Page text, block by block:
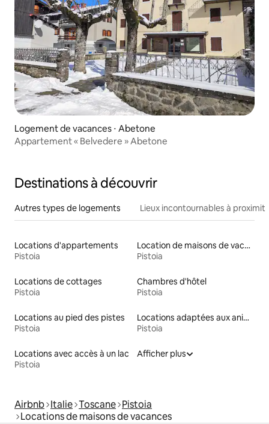
Logement de vacances ⋅ Abetone
Appartement « Belvedere » Abetone
Destinations à découvrir
Autres types de logements Lieux incontournables à
Locations d'appartements
Pistoia
Location de maisons de vacances
Pistoia
Locations de cottages
Pistoia
Chambres d'hôtel
Pistoia
Locations au pied des pistes
Pistoia
Locations adaptées aux animaux
Pistoia
Locations avec accès à un lac
Pistoia
Afficher plus
Airbnb Italie Toscane Pistoia
Locations de maisons de vacances